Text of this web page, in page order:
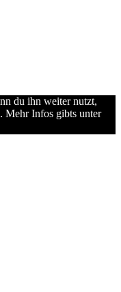
du ihn weiter nutzt,
Mehr Infos gibts unter